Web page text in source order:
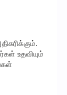
உதவியும்